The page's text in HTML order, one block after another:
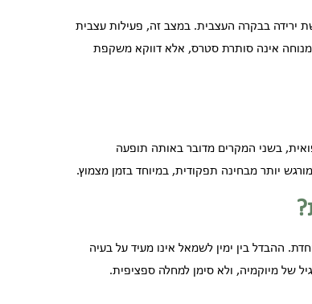
ירידה בבקרה העצבית. במצב זה, פעילות עצבית
מנוחה אינה סותרת סטרס, אלא דווקא משקפת
בשני המקרים מדובר באותה תופעה
יותר מבחינה תפקודית, במיוחד בזמן מצמוץ.
ההבדל בין ימין לשמאל אינו מעיד על בעיה
של מיוקמיה, ולא סימן למחלה ספציפית.